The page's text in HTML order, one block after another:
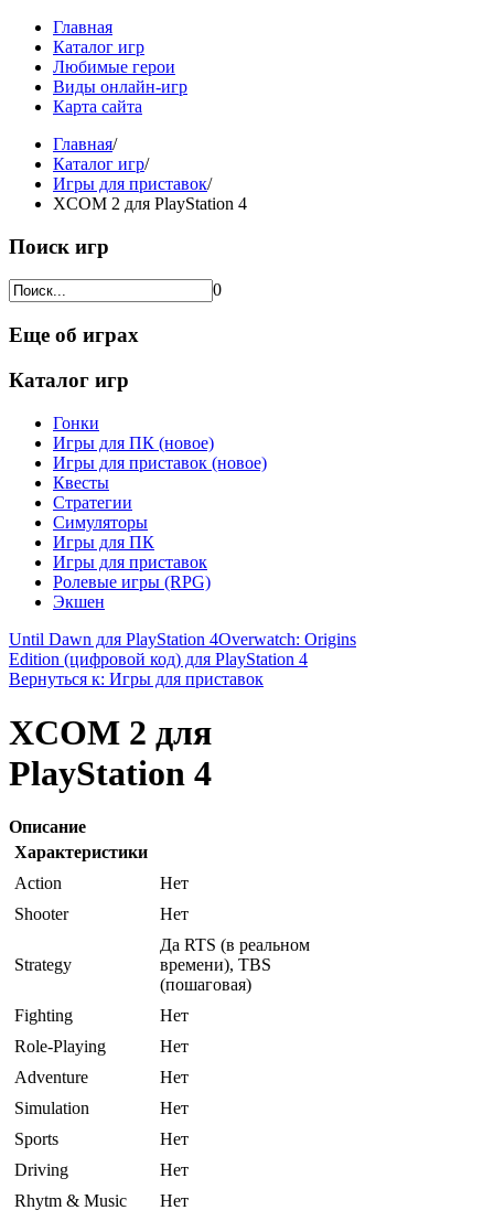
Главная
Каталог игр
Любимые герои
Виды онлайн-игр
Карта сайта
Главная/
Каталог игр/
Игры для приставок/
XCOM 2 для PlayStation 4
Поиск игр
0
Еще об играх
Каталог игр
Гонки
Игры для ПК (новое)
Игры для приставок (новое)
Квесты
Стратегии
Симуляторы
Игры для ПК
Игры для приставок
Ролевые игры (RPG)
Экшен
Until Dawn для PlayStation 4Overwatch: Origins
Edition (цифровой код) для PlayStation 4
Вернуться к: Игры для приставок
XCOM 2 для
PlayStation 4
Описание
Характеристики
Action
Нет
Shooter
Нет
Strategy
Да RTS (в реальном
времени), TBS
(пошаговая)
Fighting
Нет
Role-Playing
Нет
Adventure
Нет
Simulation
Нет
Sports
Нет
Driving
Нет
Rhytm & Music
Нет